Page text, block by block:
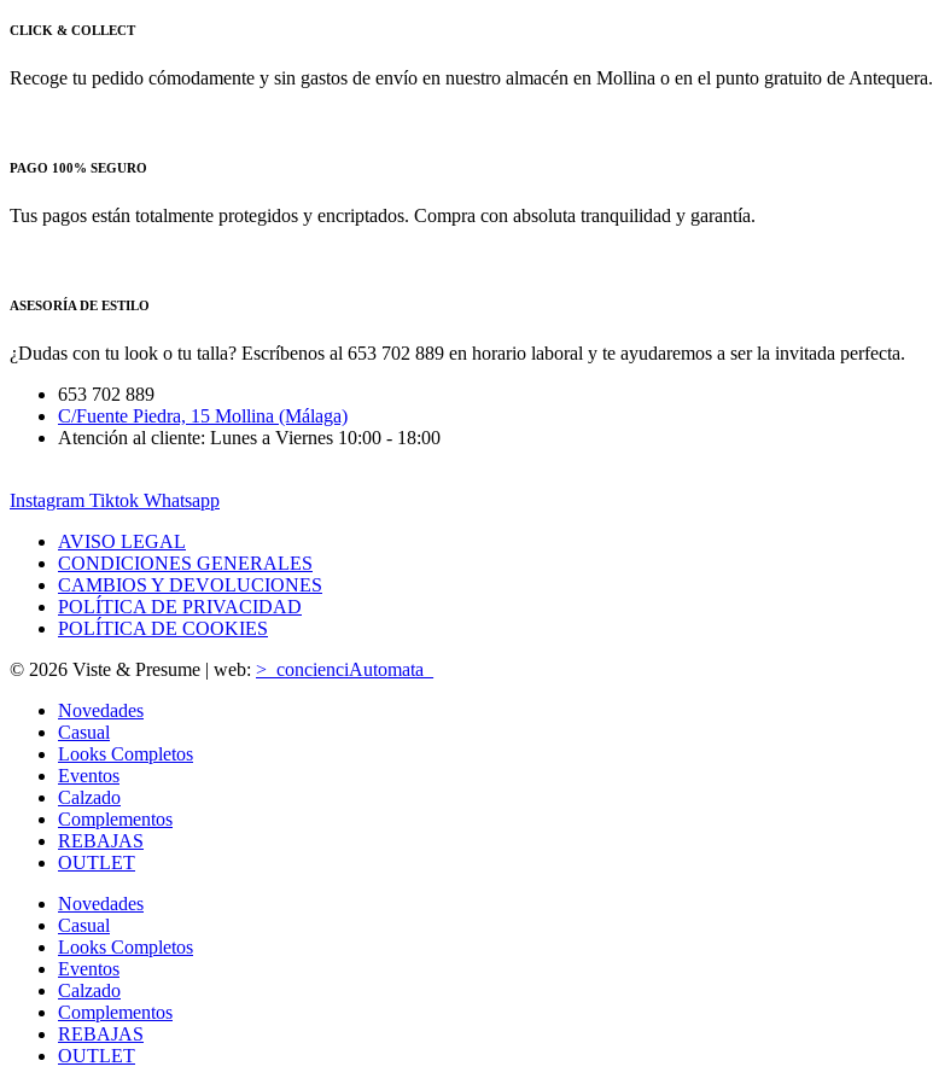
CLICK & COLLECT
Recoge tu pedido cómodamente y sin gastos de envío en nuestro almacén en Mollina o en el punto gratuito de Antequera.
PAGO 100% SEGURO
Tus pagos están totalmente protegidos y encriptados. Compra con absoluta tranquilidad y garantía.
ASESORÍA DE ESTILO
¿Dudas con tu look o tu talla? Escríbenos al 653 702 889 en horario laboral y te ayudaremos a ser la invitada perfecta.
653 702 889
C/Fuente Piedra, 15 Mollina (Málaga)
Atención al cliente: Lunes a Viernes 10:00 - 18:00
Instagram Tiktok Whatsapp
AVISO LEGAL
CONDICIONES GENERALES
CAMBIOS Y DEVOLUCIONES
POLÍTICA DE PRIVACIDAD
POLÍTICA DE COOKIES
© 2026 Viste & Presume | web: >_concienciAutomata_
Novedades
Casual
Looks Completos
Eventos
Calzado
Complementos
REBAJAS
OUTLET
Novedades
Casual
Looks Completos
Eventos
Calzado
Complementos
REBAJAS
OUTLET